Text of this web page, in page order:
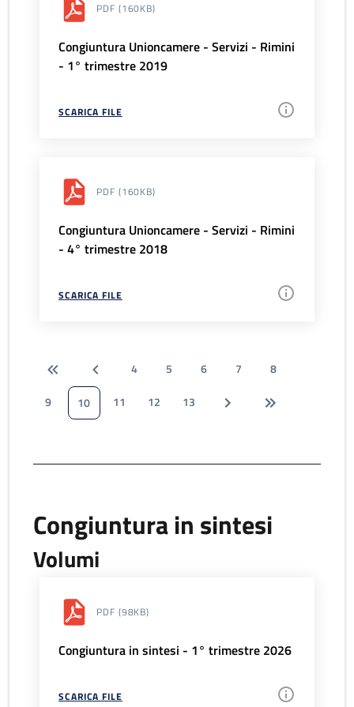
PDF (160KB)
Congiuntura Unioncamere - Servizi - Rimini
- 1° trimestre 2019
SCARICA FILE
PDF (160KB)
Congiuntura Unioncamere - Servizi - Rimini
- 4° trimestre 2018
SCARICA FILE
4 5 6 7
8
9
10 11 12 13
Congiuntura in sintesi
Volumi
PDF (98KB)
Congiuntura in sintesi - 1° trimestre 2026
SCARICA FILE